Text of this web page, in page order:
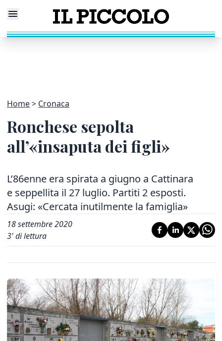
Home Cronaca
Ronchese sepolta
all’«insaputa dei figli»
L’86enne era spirata a giugno a Cattinara
e seppellita il 27 luglio. Partiti 2 esposti.
Asugi: «Cercata inutilmente la famiglia»
18 settembre 2020
3' di lettura